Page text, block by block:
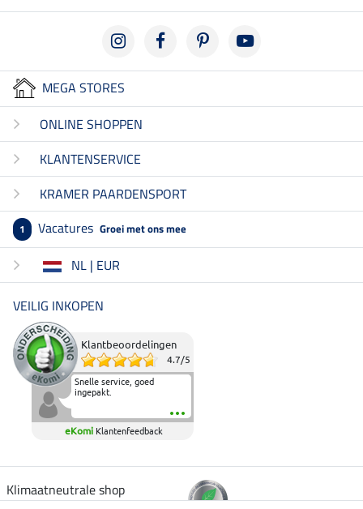
MEGA STORES
ONLINE SHOPPEN
KLANTENSERVICE
KRAMER PAARDENSPORT
1 Vacatures Groei met ons mee
NL | EUR
VEILIG INKOPEN
Klantbeoordelingen
4.7/5
Snelle service, goed
ingepakt.
eKomi Klantenfeedback
Klimaatneutrale shop